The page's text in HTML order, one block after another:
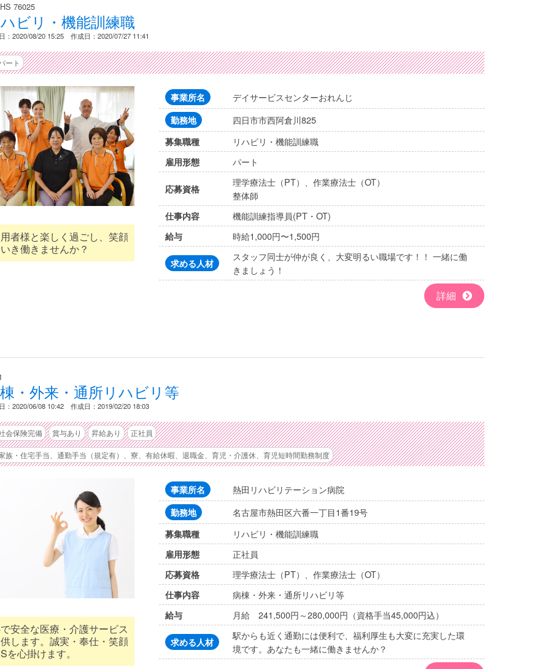
76025
ビリ・機能訓練職
：2020/08/20 15:25 作成日：2020/07/27 11:41
ート
者様と楽しく過ごし、笑顔
き働きませんか？
事業所名 デイサービスセンターおれんじ
勤務地 四日市市西阿倉川825
募集職種 リハビリ・機能訓練職
雇用形態 パート
応募資格
理学療法士（PT）、作業療法士（OT）
整体師
仕事内容 機能訓練指導員(PT・OT)
給与 時給1,000円〜1,500円
求める人材
スタッフ同士が仲が良く、大変明るい職場です！！ 一緒に働
きましょう！
詳細
・外来・通所リハビリ等
：2020/06/08 10:42 作成日：2019/02/20 18:03
会保険完備 賞与あり 昇給あり 正社員
族・住宅手当、通勤手当（規定有）、寮、有給休暇、退職金、育児・介護休、育児短時間勤務制度
安全な医療・介護サービス
します。誠実・奉仕・笑顔
を心掛けます。
事業所名 熱田リハビリテーション病院
勤務地 名古屋市熱田区六番一丁目1番19号
募集職種 リハビリ・機能訓練職
雇用形態 正社員
応募資格 理学療法士（PT）、作業療法士（OT）
仕事内容 病棟・外来・通所リハビリ等
給与 月給 241,500円～280,000円（資格手当45,000円込）
求める人材
駅からも近く通勤には便利で、福利厚生も大変に充実した環
境です。あなたも一緒に働きませんか？